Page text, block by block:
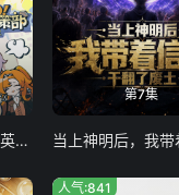
1999！神秘学对策部英配版
第7集
人气:841